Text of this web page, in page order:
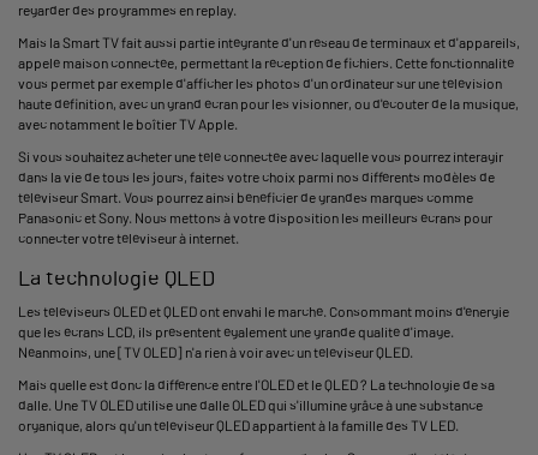
regarder des programmes en replay.
Mais la Smart TV fait aussi partie intégrante d'un réseau de terminaux et d'appareils,
appelé maison connectée, permettant la réception de fichiers. Cette fonctionnalité
vous permet par exemple d'afficher les photos d'un ordinateur sur une télévision
haute définition, avec un grand écran pour les visionner, ou d'écouter de la musique,
avec notamment le boîtier TV Apple.
Si vous souhaitez acheter une télé connectée avec laquelle vous pourrez interagir
dans la vie de tous les jours, faites votre choix parmi nos différents modèles de
téléviseur Smart. Vous pourrez ainsi bénéficier de grandes marques comme
Panasonic et Sony. Nous mettons à votre disposition les meilleurs écrans pour
connecter votre téléviseur à internet.
La technologie QLED
Les téléviseurs OLED et QLED ont envahi le marché. Consommant moins d'énergie
que les écrans LCD, ils présentent également une grande qualité d'image.
Néanmoins, une [TV OLED] n'a rien à voir avec un téléviseur QLED.
Mais quelle est donc la différence entre l'OLED et le QLED ? La technologie de sa
dalle. Une TV OLED utilise une dalle OLED qui s'illumine grâce à une substance
organique, alors qu'un téléviseur QLED appartient à la famille des TV LED.